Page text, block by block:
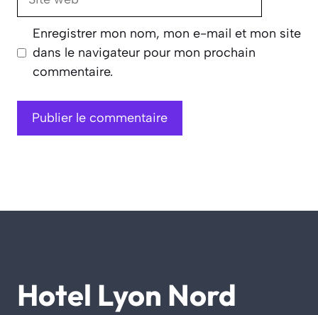
Enregistrer mon nom, mon e-mail et mon site
dans le navigateur pour mon prochain
commentaire.
Hotel Lyon Nord